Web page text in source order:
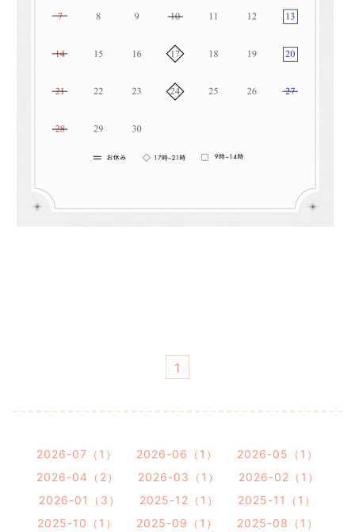
1
2026-07（1） 2026-06（1）
2026-05（1）
2026-04（2）
2026-03（1）
2026-02（1）
2026-01（3）
2025-12（1）
2025-11（1）
2025-10（1）
2025-09（1） 2025-08（1）